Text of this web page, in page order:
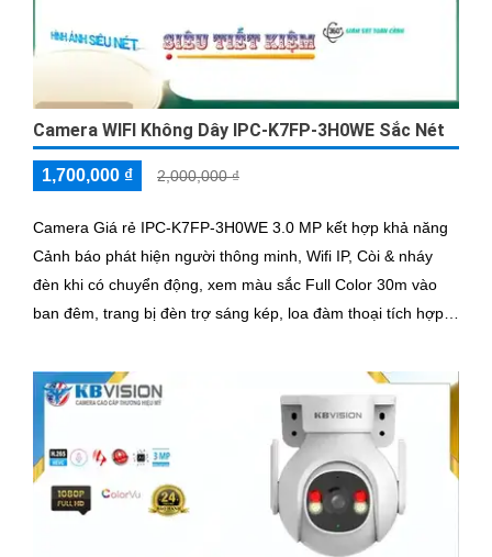
Camera WIFI Không Dây IPC-K7FP-3H0WE Sắc Nét
1,700,000 ₫ 2,000,000 ₫
Camera Giá rẻ IPC-K7FP-3H0WE 3.0 MP kết hợp khả năng
Cảnh báo phát hiện người thông minh, Wifi IP, Còi & nháy
đèn khi có chuyển động, xem màu sắc Full Color 30m vào
ban đêm, trang bị đèn trợ sáng kép, loa đàm thoại tích hợp,